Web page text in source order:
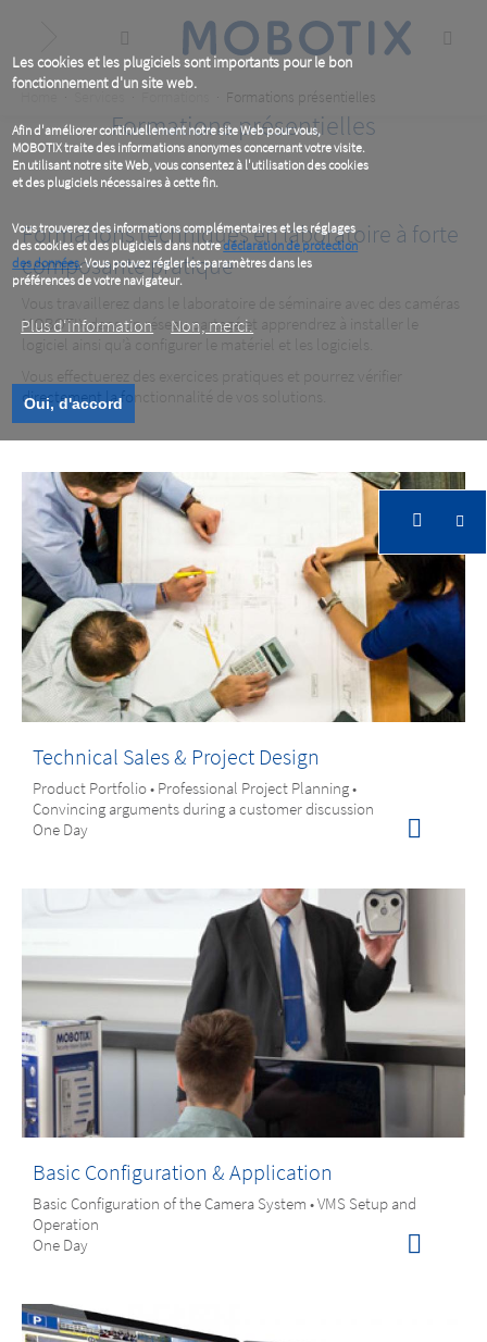
Les cookies et les plugiciels sont importants pour le bon
fonctionnement d'un site web.
Afin d'améliorer continuellement notre site Web pour vous,
MOBOTIX traite des informations anonymes concernant votre visite.
En utilisant notre site Web, vous consentez à l'utilisation des cookies
et des plugiciels nécessaires à cette fin.
Vous trouverez des informations complémentaires et les réglages
des cookies et des plugiciels dans notredéclaration de protection
des données. Vous pouvez régler les paramètres dans les
préférences de votre navigateur.
Plus d‘information Non, merci.
Oui, d'accord
content
Formations présentielles
Formations présentielles
Formations techniques en laboratoire à forte
composante pratique
Vous travaillerez dans le laboratoire de séminaire avec des caméras
MOBOTIX dans un réseau partagé et apprendrez à installer le
logiciel ainsi qu’à configurer le matériel et les logiciels.
Vous effectuerez des exercices pratiques et pourrez vérifier
directement la fonctionnalité de vos solutions.
Technical Sales & Project Design
Product Portfolio • Professional Project Planning •
Convincing arguments during a customer discussion
One Day
Basic Configuration & Application
Basic Configuration of the Camera System • VMS Setup and
Operation
One Day